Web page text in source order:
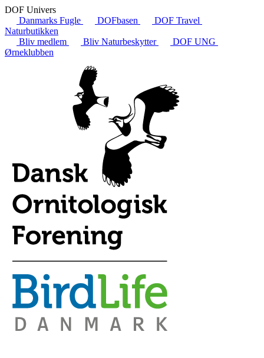
DOF Univers
Danmarks Fugle
DOFbasen
DOF Travel
Naturbutikken
Bliv medlem
Bliv Naturbeskytter
DOF UNG
Ørneklubben